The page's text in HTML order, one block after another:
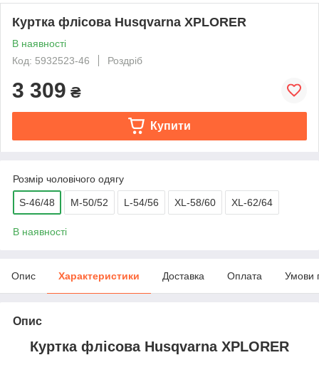
Куртка флісова Husqvarna XPLORER
В наявності
Код: 5932523-46
Роздріб
3 309 ₴
Купити
Розмір чоловічого одягу
S-46/48 M-50/52 L-54/56 XL-58/60 XL-62/64
В наявності
Опис Характеристики Доставка Оплата Умови
Опис
Куртка флісова Husqvarna XPLORER